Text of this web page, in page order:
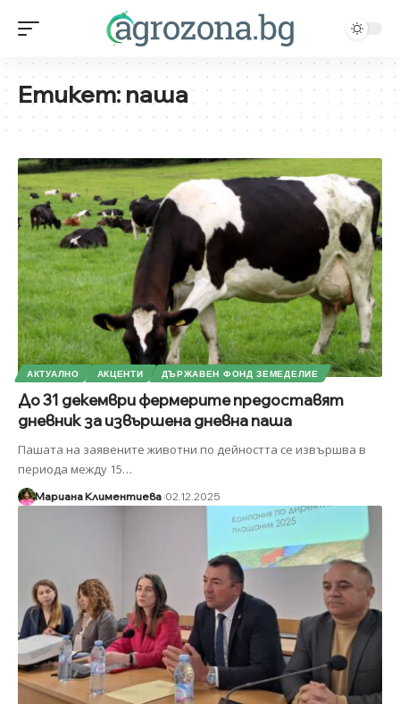
Етикет:паша
АКТУАЛНО АКЦЕНТИ ДЪРЖАВЕН ФОНД ЗЕМЕДЕЛИЕ
До 31 декември фермерите предоставят
дневник за извършена дневна паша
Пашата на заявените животни по дейността се извършва в
периода между 15…
Мариана Климентиева 02.12.2025